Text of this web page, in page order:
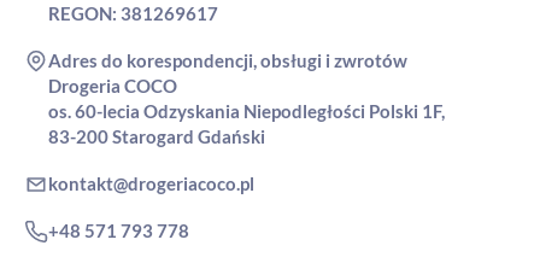
REGON: 381269617
Adres do korespondencji, obsługi i zwrotów
Drogeria COCO
os. 60-lecia Odzyskania Niepodległości Polski 1F,
83-200 Starogard Gdański
kontakt@drogeriacoco.pl
+48 571 793 778